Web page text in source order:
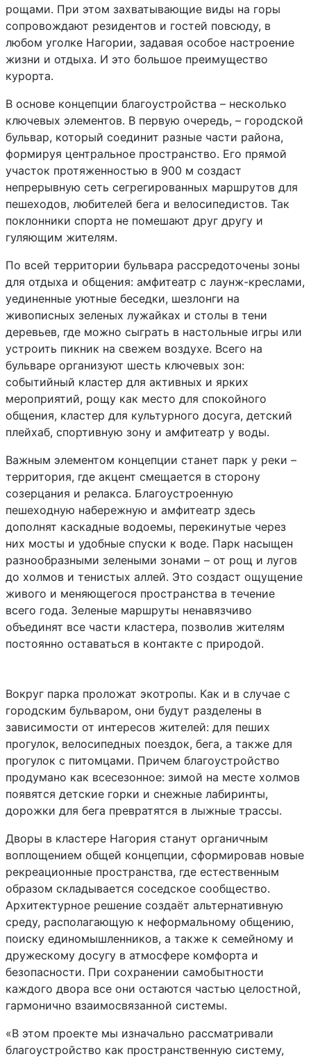
рощами. При этом захватывающие виды на горы
сопровождают резидентов и гостей повсюду, в
любом уголке Нагории, задавая особое настроение
жизни и отдыха. И это большое преимущество
курорта.
В основе концепции благоустройства – несколько
ключевых элементов. В первую очередь, – городской
бульвар, который соединит разные части района,
формируя центральное пространство. Его прямой
участок протяженностью в 900 м создаст
непрерывную сеть сегрегированных маршрутов для
пешеходов, любителей бега и велосипедистов. Так
поклонники спорта не помешают друг другу и
гуляющим жителям.
По всей территории бульвара рассредоточены зоны
для отдыха и общения: амфитеатр с лаунж-креслами,
уединенные уютные беседки, шезлонги на
живописных зеленых лужайках и столы в тени
деревьев, где можно сыграть в настольные игры или
устроить пикник на свежем воздухе. Всего на
бульваре организуют шесть ключевых зон:
событийный кластер для активных и ярких
мероприятий, рощу как место для спокойного
общения, кластер для культурного досуга, детский
плейхаб, спортивную зону и амфитеатр у воды.
Важным элементом концепции станет парк у реки –
территория, где акцент смещается в сторону
созерцания и релакса. Благоустроенную
пешеходную набережную и амфитеатр здесь
дополнят каскадные водоемы, перекинутые через
них мосты и удобные спуски к воде. Парк насыщен
разнообразными зелеными зонами – от рощ и лугов
до холмов и тенистых аллей. Это создаст ощущение
живого и меняющегося пространства в течение
всего года. Зеленые маршруты ненавязчиво
объединят все части кластера, позволив жителям
постоянно оставаться в контакте с природой.
Вокруг парка проложат экотропы. Как и в случае с
городским бульваром, они будут разделены в
зависимости от интересов жителей: для пеших
прогулок, велосипедных поездок, бега, а также для
прогулок с питомцами. Причем благоустройство
продумано как всесезонное: зимой на месте холмов
появятся детские горки и снежные лабиринты,
дорожки для бега превратятся в лыжные трассы.
Дворы в кластере Нагория станут органичным
воплощением общей концепции, сформировав новые
рекреационные пространства, где естественным
образом складывается соседское сообщество.
Архитектурное решение создаёт альтернативную
среду, располагающую к неформальному общению,
поиску единомышленников, а также к семейному и
дружескому досугу в атмосфере комфорта и
безопасности. При сохранении самобытности
каждого двора все они остаются частью целостной,
гармонично взаимосвязанной системы.
«В этом проекте мы изначально рассматривали
благоустройство как пространственную систему,